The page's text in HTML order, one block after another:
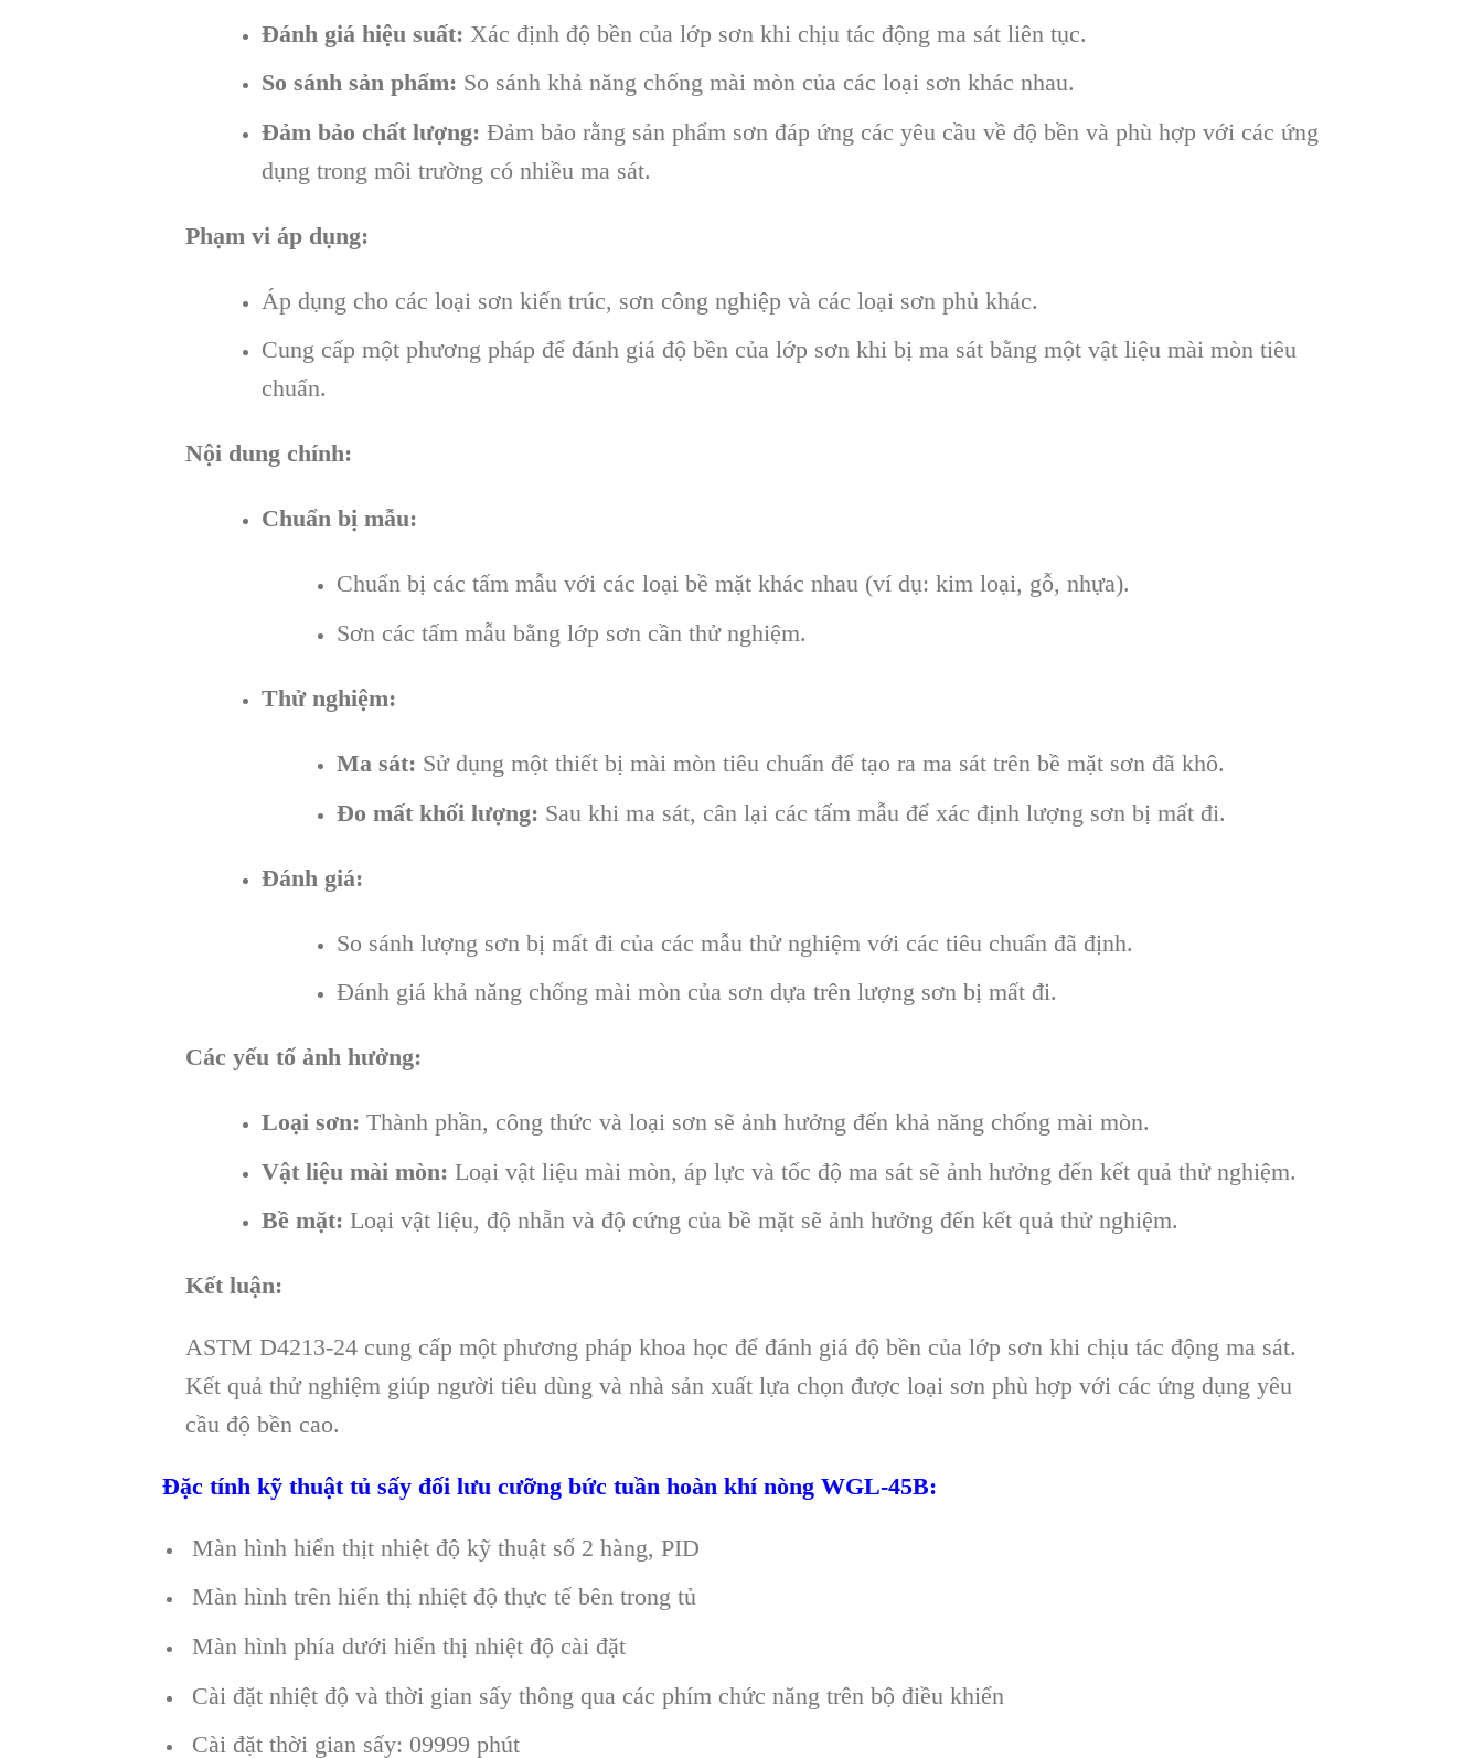
Đánh giá hiệu suất: Xác định độ bền của lớp sơn khi chịu tác động ma sát liên tục.
So sánh sản phẩm: So sánh khả năng chống mài mòn của các loại sơn khác nhau.
Đảm bảo chất lượng: Đảm bảo rằng sản phẩm sơn đáp ứng các yêu cầu về độ bền và phù hợp với các ứng
dụng trong môi trường có nhiều ma sát.
Phạm vi áp dụng:
Áp dụng cho các loại sơn kiến trúc, sơn công nghiệp và các loại sơn phủ khác.
Cung cấp một phương pháp để đánh giá độ bền của lớp sơn khi bị ma sát bằng một vật liệu mài mòn tiêu
chuẩn.
Nội dung chính:
Chuẩn bị mẫu:
Chuẩn bị các tấm mẫu với các loại bề mặt khác nhau (ví dụ: kim loại, gỗ, nhựa).
Sơn các tấm mẫu bằng lớp sơn cần thử nghiệm.
Thử nghiệm:
Ma sát: Sử dụng một thiết bị mài mòn tiêu chuẩn để tạo ra ma sát trên bề mặt sơn đã khô.
Đo mất khối lượng: Sau khi ma sát, cân lại các tấm mẫu để xác định lượng sơn bị mất đi.
Đánh giá:
So sánh lượng sơn bị mất đi của các mẫu thử nghiệm với các tiêu chuẩn đã định.
Đánh giá khả năng chống mài mòn của sơn dựa trên lượng sơn bị mất đi.
Các yếu tố ảnh hưởng:
Loại sơn: Thành phần, công thức và loại sơn sẽ ảnh hưởng đến khả năng chống mài mòn.
Vật liệu mài mòn: Loại vật liệu mài mòn, áp lực và tốc độ ma sát sẽ ảnh hưởng đến kết quả thử nghiệm.
Bề mặt: Loại vật liệu, độ nhẵn và độ cứng của bề mặt sẽ ảnh hưởng đến kết quả thử nghiệm.
Kết luận:
ASTM D4213-24 cung cấp một phương pháp khoa học để đánh giá độ bền của lớp sơn khi chịu tác động ma sát.
Kết quả thử nghiệm giúp người tiêu dùng và nhà sản xuất lựa chọn được loại sơn phù hợp với các ứng dụng yêu
cầu độ bền cao.
Đặc tính kỹ thuật tủ sấy đối lưu cưỡng bức tuần hoàn khí nòng WGL-45B:
Màn hình hiển thịt nhiệt độ kỹ thuật số 2 hàng, PID
Màn hình trên hiển thị nhiệt độ thực tế bên trong tủ
Màn hình phía dưới hiển thị nhiệt độ cài đặt
Cài đặt nhiệt độ và thời gian sấy thông qua các phím chức năng trên bộ điều khiển
Cài đặt thời gian sấy: 09999 phút